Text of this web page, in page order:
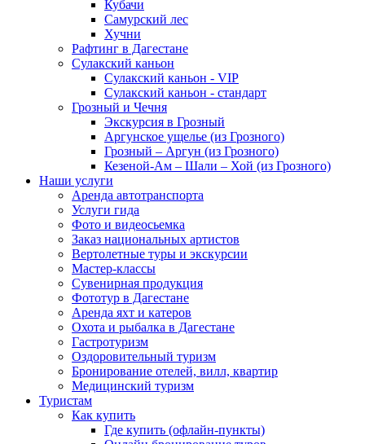
Кубачи
Самурский лес
Хучни
Рафтинг в Дагестане
Сулакский каньон
Сулакский каньон - VIP
Сулакский каньон - стандарт
Грозный и Чечня
Экскурсия в Грозный
Аргунское ущелье (из Грозного)
Грозный – Аргун (из Грозного)
Кезеной-Ам – Шали – Хой (из Грозного)
Наши услуги
Аренда автотранспорта
Услуги гида
Фото и видеосьемка
Заказ национальных артистов
Вертолетные туры и экскурсии
Мастер-классы
Сувенирная продукция
Фототур в Дагестане
Аренда яхт и катеров
Охота и рыбалка в Дагестане
Гастротуризм
Оздоровительный туризм
Бронирование отелей, вилл, квартир
Медицинский туризм
Туристам
Как купить
Где купить (офлайн-пункты)